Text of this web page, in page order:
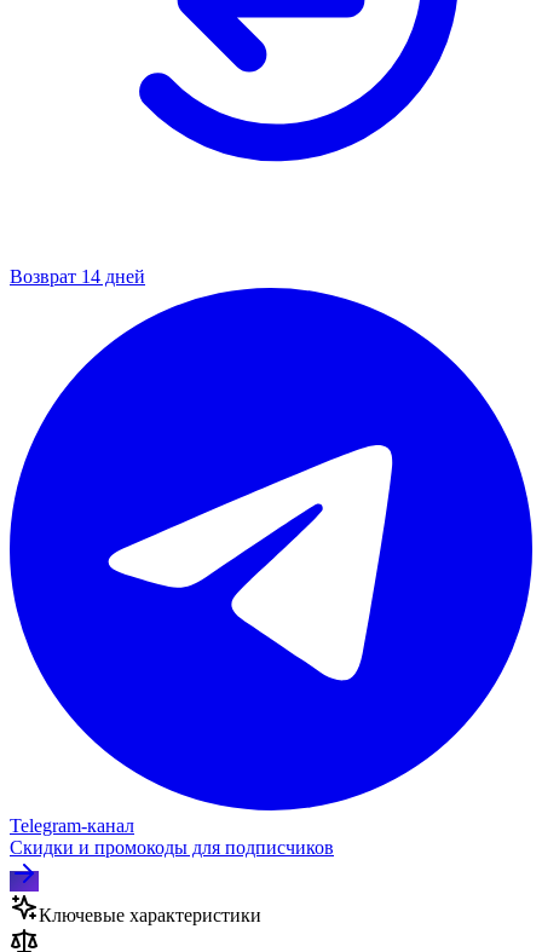
Возврат 14 дней
Telegram‑канал
Скидки и промокоды для подписчиков
Ключевые характеристики